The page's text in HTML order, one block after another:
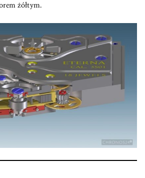
żółtym.